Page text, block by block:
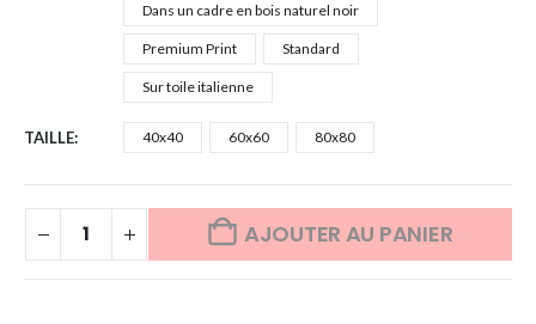
Dans un cadre en bois naturel noir
Premium Print Standard
Sur toile italienne
TAILLE 40x40 60x60 80x80
AJOUTER AU PANIER